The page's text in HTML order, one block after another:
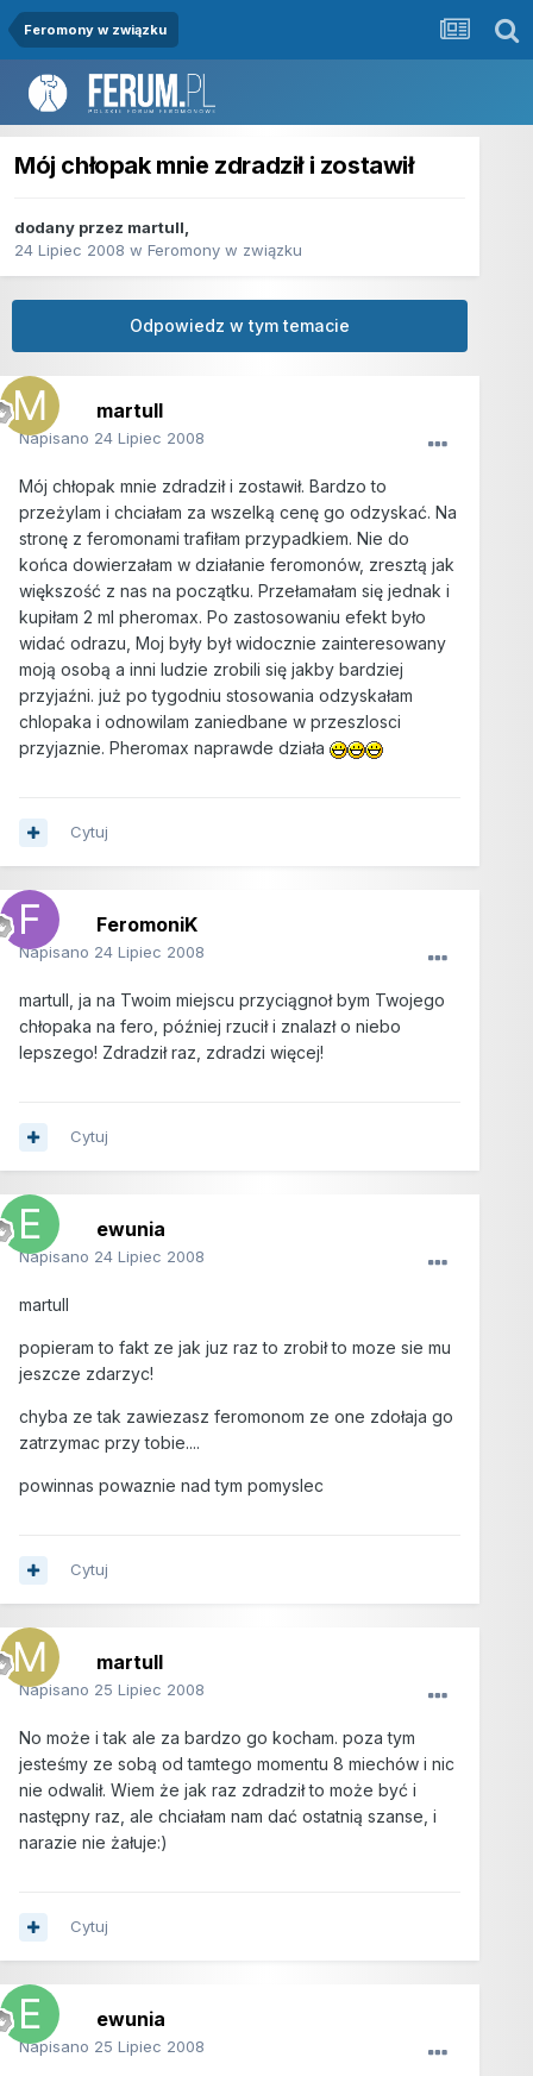
Feromony w związku
Mój chłopak mnie zdradził i zostawił
dodany przez martull,
24 Lipiec 2008 w Feromony w związku
Odpowiedz w tym temacie
martull
Napisano 24 Lipiec 2008
Mój chłopak mnie zdradził i zostawił. Bardzo to
przeżylam i chciałam za wszelką cenę go odzyskać. Na
stronę z feromonami trafiłam przypadkiem. Nie do
końca dowierzałam w działanie feromonów, zresztą jak
większość z nas na początku. Przełamałam się jednak i
kupiłam 2 ml pheromax. Po zastosowaniu efekt było
widać odrazu, Moj były był widocznie zainteresowany
moją osobą a inni ludzie zrobili się jakby bardziej
przyjaźni. już po tygodniu stosowania odzyskałam
chlopaka i odnowilam zaniedbane w przeszlosci
przyjaznie. Pheromax naprawde działa
Cytuj
FeromoniK
Napisano 24 Lipiec 2008
martull, ja na Twoim miejscu przyciągnoł bym Twojego
chłopaka na fero, później rzucił i znalazł o niebo
lepszego! Zdradził raz, zdradzi więcej!
Cytuj
ewunia
Napisano 24 Lipiec 2008
martull
popieram to fakt ze jak juz raz to zrobił to moze sie mu
jeszcze zdarzyc!
chyba ze tak zawiezasz feromonom ze one zdołaja go
zatrzymac przy tobie....
powinnas powaznie nad tym pomyslec
Cytuj
martull
Napisano 25 Lipiec 2008
No może i tak ale za bardzo go kocham. poza tym
jesteśmy ze sobą od tamtego momentu 8 miechów i nic
nie odwalił. Wiem że jak raz zdradził to może być i
następny raz, ale chciałam nam dać ostatnią szanse, i
narazie nie żałuje:)
Cytuj
ewunia
Napisano 25 Lipiec 2008